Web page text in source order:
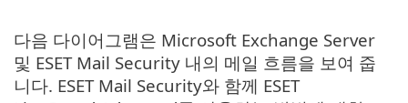
다음 다이어그램은 Microsoft Exchange Server
및 ESET Mail Security 내의 메일 흐름을 보여 줍
니다. ESET Mail Security와 함께 ESET